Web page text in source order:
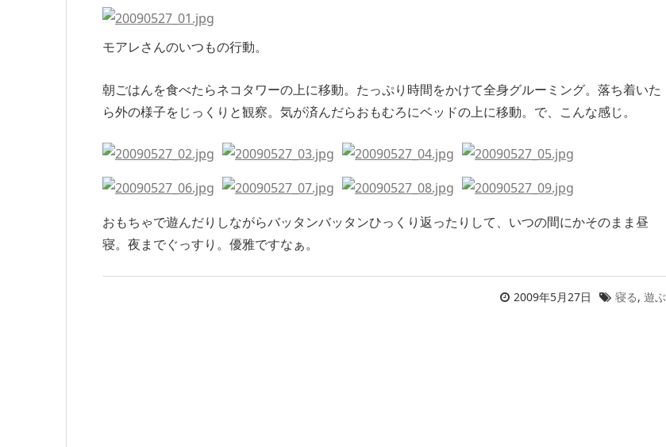
モアレさんのいつもの行動。
朝ごはんを食べたらネコタワーの上に移動。たっぷり時間をかけて全身グルーミング。落ち着いた
ら外の様子をじっくりと観察。気が済んだらおもむろにベッドの上に移動。で、こんな感じ。
おもちゃで遊んだりしながらバッタンバッタンひっくり返ったりして、いつの間にかそのまま昼
寝。夜までぐっすり。優雅ですなぁ。
2009年5月27日 寝る, 遊ぶ